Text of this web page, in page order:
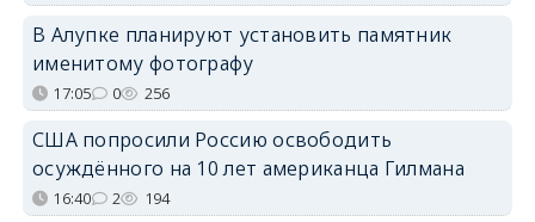
В Алупке планируют установить памятник
именитому фотографу
17:05 0 256
США попросили Россию освободить
осуждённого на 10 лет американца Гилмана
16:40 2 194